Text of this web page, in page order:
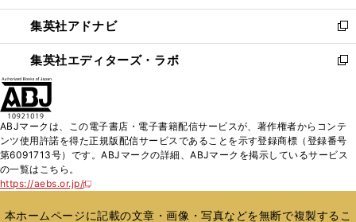
開
く
ウ
で
開
く
ン
ド
ウ
で
ウ
ィ
ン
ド
く
集英社アドナビ
新
し
い
ド
ウ
で
集英社エディターズ・ラボ
新
ィ
ン
ド
開
ABJマークは、この電子書店・電子書籍配信サービスが、著作権者からコンテ
ンツ使用許諾を得た正規版配信サービスであることを示す登録商標（登録番号
第6091713号）です。ABJマークの詳細、ABJマークを掲示しているサービス
の一覧はこちら。
https://aebs.or.jp/
新
い
本ホームページに記載の文章・画像・写真などを無断で複製するこ